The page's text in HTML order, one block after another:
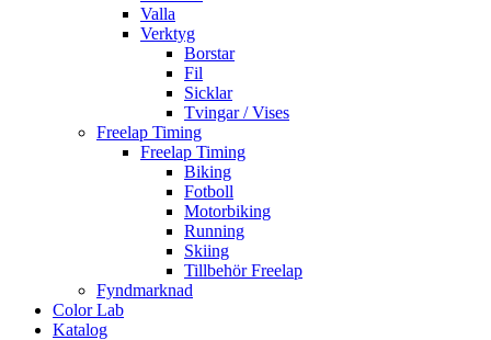
Valla
Verktyg
Borstar
Fil
Sicklar
Tvingar / Vises
Freelap Timing
Freelap Timing
Biking
Fotboll
Motorbiking
Running
Skiing
Tillbehör Freelap
Fyndmarknad
Color Lab
Katalog